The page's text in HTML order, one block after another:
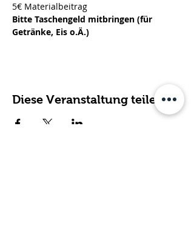
5€ Materialbeitrag
Bitte Taschengeld mitbringen (für
Getränke, Eis o.Ä.)
Diese Veranstaltung teilen